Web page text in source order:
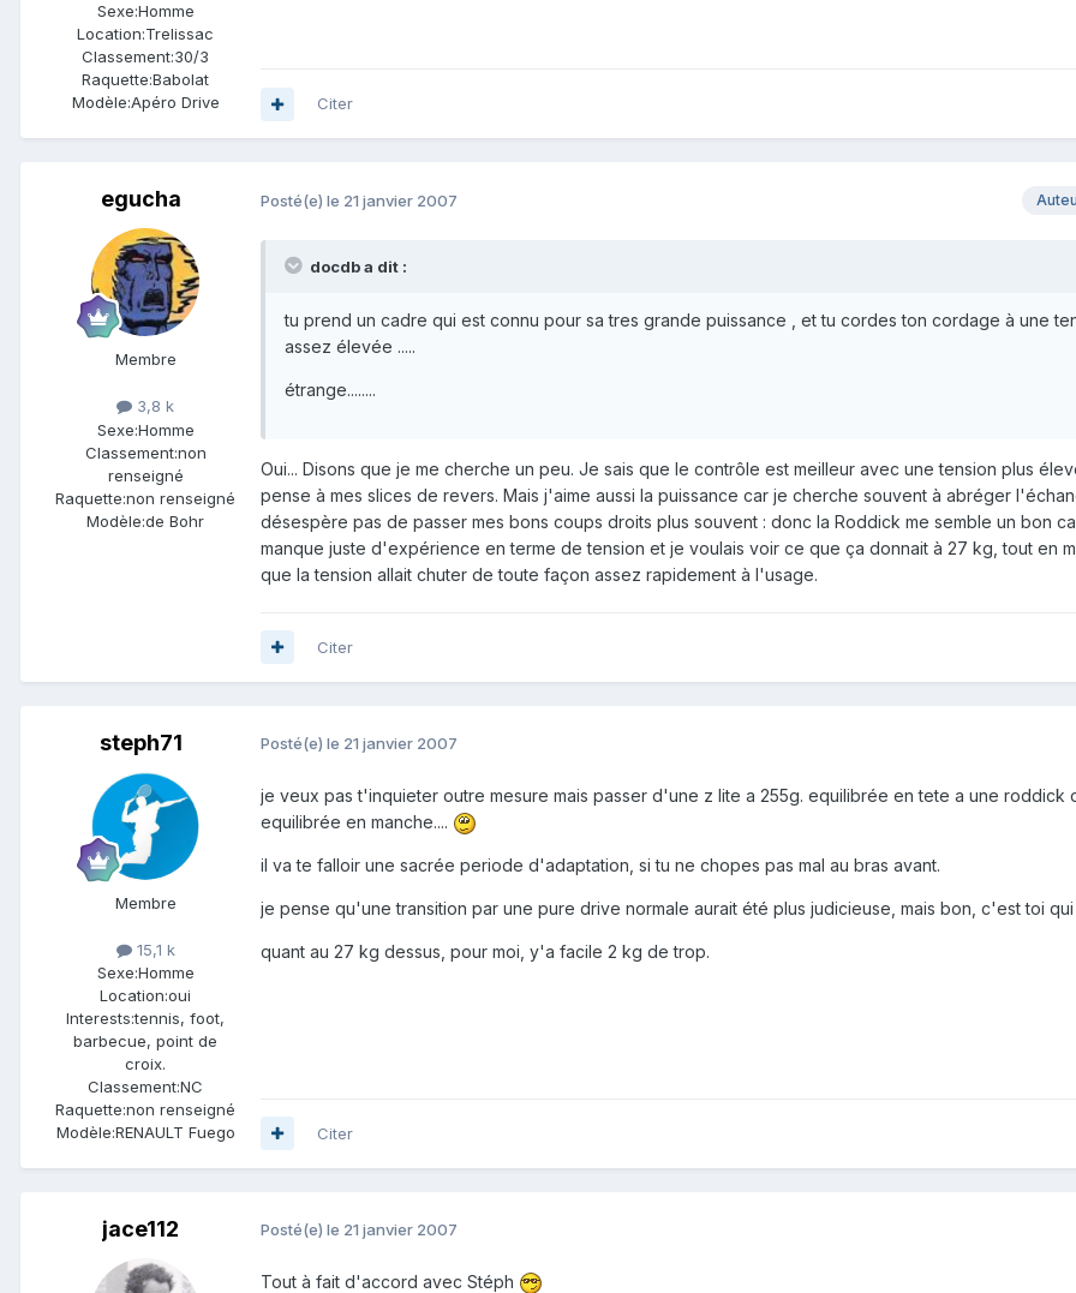
Sexe:Homme
Location:Trelissac
Classement:30/3
Raquette:Babolat
Modèle:Apéro Drive Citer
egucha
Membre
3,8 k
Sexe:Homme
Classement:non
renseigné
Raquette:non renseigné
Modèle:de Bohr
Posté(e) le 21 janvier 2007
docdb a dit :
tu prend un cadre qui est connu pour sa tres grande puissance , et tu cordes ton cordage à une
assez élevée .....
étrange........
Oui... Disons que je me cherche un peu. Je sais que le contrôle est meilleur avec une tension plus
pense à mes slices de revers. Mais j'aime aussi la puissance car je cherche souvent à abréger
désespère pas de passer mes bons coups droits plus souvent : donc la Roddick me semble un bon
manque juste d'expérience en terme de tension et je voulais voir ce que ça donnait à 27 kg, tout en
que la tension allait chuter de toute façon assez rapidement à l'usage.
Citer
steph71
Membre
15,1 k
Sexe:Homme
Location:oui
Interests:tennis, foot,
barbecue, point de
croix.
Classement:NC
Raquette:non renseigné
Modèle:RENAULT Fuego
Posté(e) le 21 janvier 2007
je veux pas t'inquieter outre mesure mais passer d'une z lite a 255g. equilibrée en tete a une roddick
equilibrée en manche....
il va te falloir une sacrée periode d'adaptation, si tu ne chopes pas mal au bras avant.
je pense qu'une transition par une pure drive normale aurait été plus judicieuse, mais bon, c'est toi qui
quant au 27 kg dessus, pour moi, y'a facile 2 kg de trop.
Citer
jace112 Posté(e) le 21 janvier 2007
Tout à fait d'accord avec Stéph